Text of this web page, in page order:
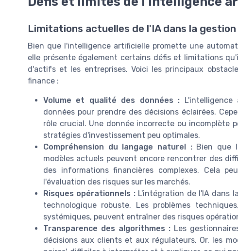
Limitations actuelles de l'IA dans la
Bien que l'intelligence artificielle promette une
elle présente également certains défis et limitations
d'actifs et les entreprises. Voici les principaux
finance :
Volume et qualité des données : L'intelligence
données pour prendre des décisions éclairées.
rôle crucial. Une donnée incorrecte ou incomplète
stratégies d'investissement peu optimales.
Compréhension du langage naturel :Bien que
modèles actuels peuvent encore rencontrer des
des informations financières complexes. Cela
l'évaluation des risques sur les marchés.
Risques opérationnels :L'intégration de l'IA dans
technologique robuste. Les problèmes
systémiques, peuvent entraîner des risques
Transparence des algorithmes : Les
décisions aux clients et aux régulateurs. Or, les